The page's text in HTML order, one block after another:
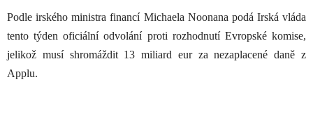
Podle irského ministra financí Michaela Noonana podá Irská vláda
tento týden oficiální odvolání proti rozhodnutí Evropské komise,
jelikož musí shromáždit 13 miliard eur za nezaplacené daně z
Applu.